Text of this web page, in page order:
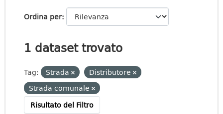
Ordina per
1 dataset trovato
Tag: Strada
Distributore
Strada comunale
Risultato del Filtro